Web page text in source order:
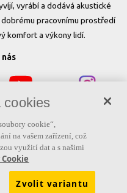
vyrábí a dodává akustické
pracovnímu prostředí
komfort a výkony lidí.
Funkční požadavky
& služby
ke stažení Udržitelnost
cookies
cookie“,
na vašem zařízení, což
využití dat a s našimi
Zvolit variantu